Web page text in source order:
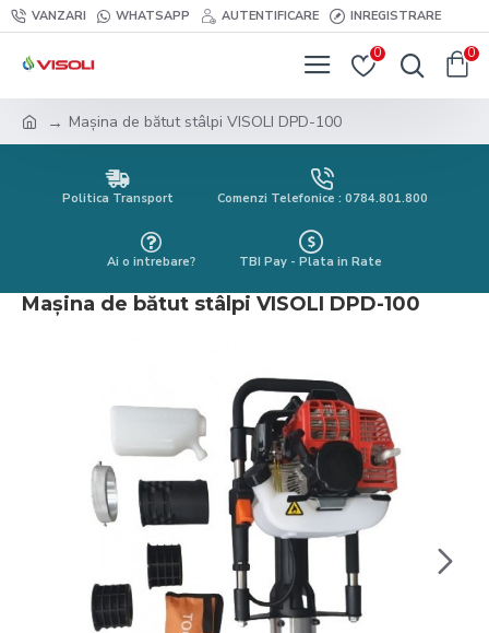
VANZARI WHATSAPP AUTENTIFICARE INREGISTRARE
0 0
Mașina de bătut stâlpi VISOLI DPD-100
Politica Transport Comenzi Telefonice : 0784.801.800
Ai o intrebare? TBI Pay - Plata in Rate
Mașina de bătut stâlpi VISOLI DPD-100